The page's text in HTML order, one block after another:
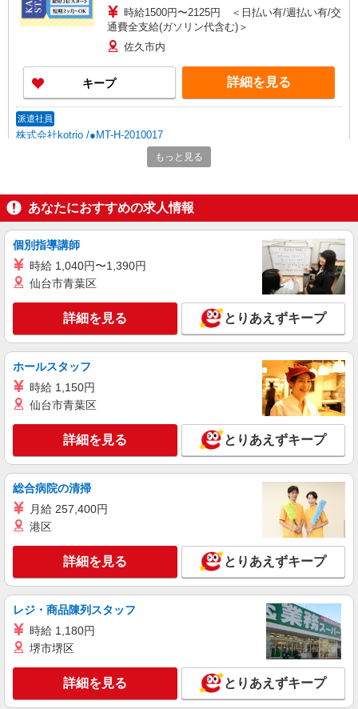
時給1500円〜2125円 ＜日払い有/週払い有/交
通費全支給(ガソリン代含む)＞
佐久市内
キープ 詳細を見る
派遣社員
株式会社kotrio /●MT-H-2010017
できないことだけ、そっとお手伝い＊障がい者
デイサービスSTAFF
通費全支給(ガソリン代含む)＞
佐久市内
キープ 詳細を見る
株式会社kotrio /●MT-H-1980818
＜佐久市＞障がい者支援員募集！≪面接なし
≫≪週3日OK≫
時給1500円〜2125円 ＜日払い有/週払い有/交
キープ 詳細を見る
もっと見る
あなたにおすすめの求人情報
個別指導講師
時給 1,040円〜1,390円
仙台市青葉区
詳細を見る とりあえずキープ
ホールスタッフ
時給 1,150円
仙台市青葉区
詳細を見る とりあえずキープ
総合病院の清掃
月給 257,400円
港区
詳細を見る とりあえずキープ
レジ・商品陳列スタッフ
時給 1,180円
堺市堺区
詳細を見る とりあえずキープ